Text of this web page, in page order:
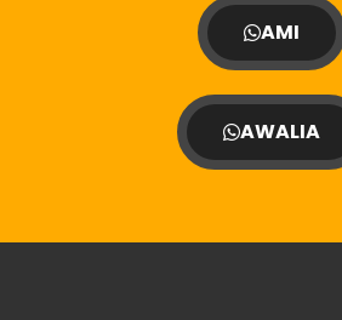
AMI
AWALIA